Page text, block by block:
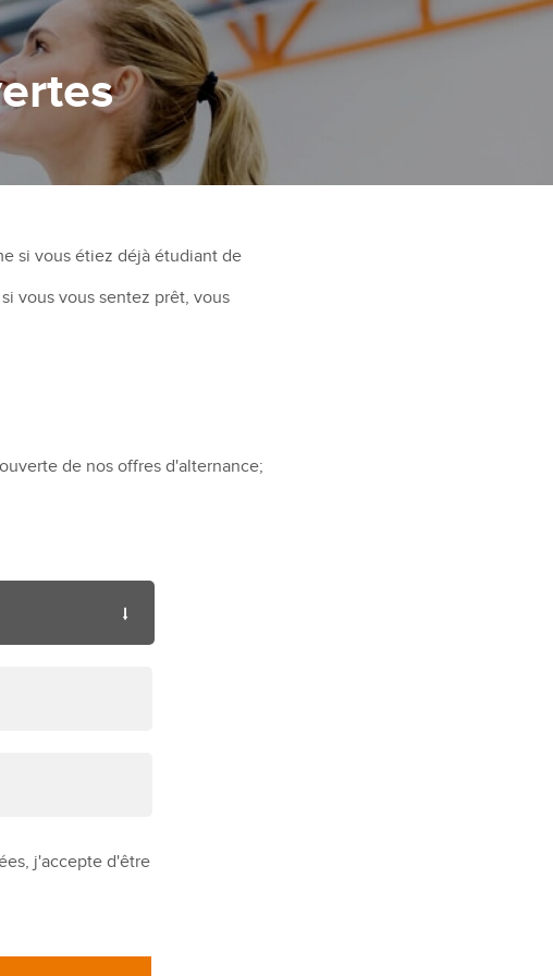
si vous étiez déjà étudiant de
vous vous sentez prêt, vous
de nos offres d'alternance;
j'accepte d'être